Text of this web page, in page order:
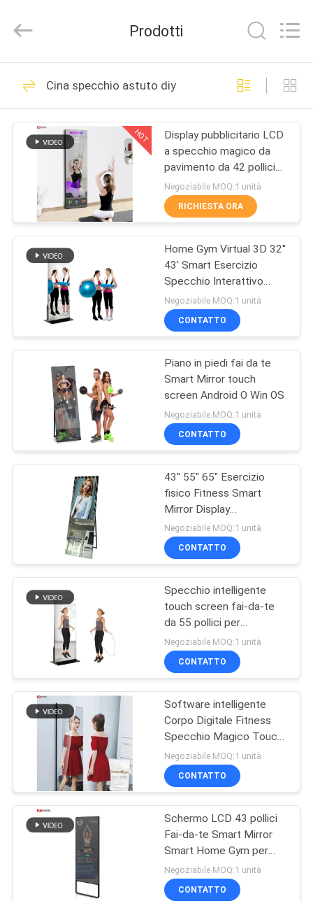
CASA.
PRODOTTI
VISITA
FABBRICA
CONTROLLO
DELLA
QUALITÀ
CONTATTACI
NOTIZIE
CHIEDI UN
PREVENTIVO
MAPPA
SITO
POLITICA
PRIVACY
Interactive
Technology
All
Reserved.
Esposizione
all'aperto del
contrassegno di
Digital
40
Display di
segnaletica digitale
all'interno
105
Video esposizione
di parete LCD
Tavola bianca
interattiva
intelligente
Display interattivo a
schermo piatto
49
Scanner di
documenti portatile
12
Prodotti
Cina specchio astuto diy
HOT
Display pubblicitario LCD
a specchio magico da
pavimento da 42 pollici
per interni
Negoziabile MOQ:1 unità
RICHIESTA ORA
Home Gym Virtual 3D 32''
43' Smart Esercizio
Specchio Interattivo
Touch Screen
Negoziabile MOQ:1 unità
CONTATTO
Piano in piedi fai da te
Smart Mirror touch
screen Android O Win OS
Negoziabile MOQ:1 unità
CONTATTO
43" 55" 65" Esercizio
fisico Fitness Smart
Mirror Display
pubblicitario LCD
Negoziabile MOQ:1 unità
CONTATTO
Specchio intelligente
touch screen fai-da-te
da 55 pollici per
allenamento 3D virtuale
TV
Negoziabile MOQ:1 unità
CONTATTO
Software intelligente
Corpo Digitale Fitness
Specchio Magico Touch
Screen
Negoziabile MOQ:1 unità
CONTATTO
Schermo LCD 43 pollici
Fai-da-te Smart Mirror
Smart Home Gym per
Yoga Fitness
Negoziabile MOQ:1 unità
CONTATTO